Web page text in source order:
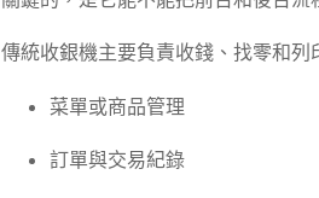
傳統收銀機主要負責收錢、找零和列
菜單或商品管理
訂單與交易紀錄